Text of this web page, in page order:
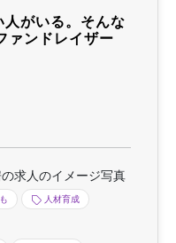
がいる。そんな
ァンドレイザー
人材育成